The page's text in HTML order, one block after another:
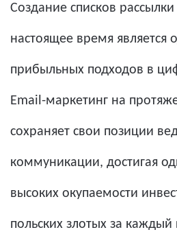
Создание списков
настоящее время является
прибыльных подходов в
Email-маркетинг на
сохраняет свои позиции
коммуникации, достигая
высоких окупаемости
польских злотых за